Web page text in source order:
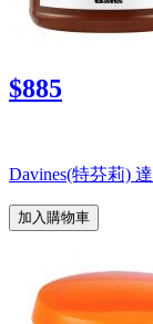
$885
Davines(特芬莉)
加入購物車